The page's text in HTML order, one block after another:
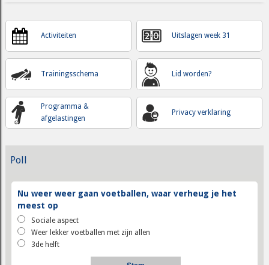
Activiteiten
Trainingsschema
Programma &
afgelastingen
Uitslagen week 31
Lid worden?
Privacy verklaring
Poll
Nu weer weer gaan voetballen, waar verheug je het
meest op
Sociale aspect
Weer lekker voetballen met zijn allen
3de helft